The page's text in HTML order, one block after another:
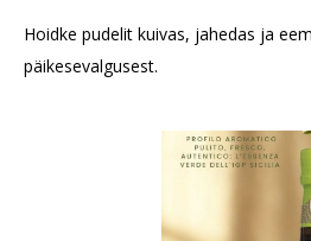
Hoidke pudelit kuivas, jahedas ja
päikesevalgusest.